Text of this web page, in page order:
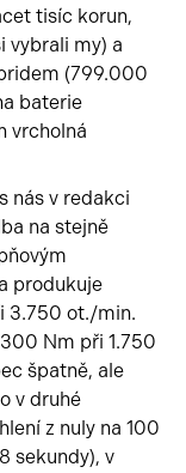
tisíc korun,
vybrali my) a
(799.000
baterie
vrcholná
nás v redakci
na stejně
produkuje
3.750 ot./min.
Nm při 1.750
špatně, ale
v druhé
z nuly na 100
sekundy), v